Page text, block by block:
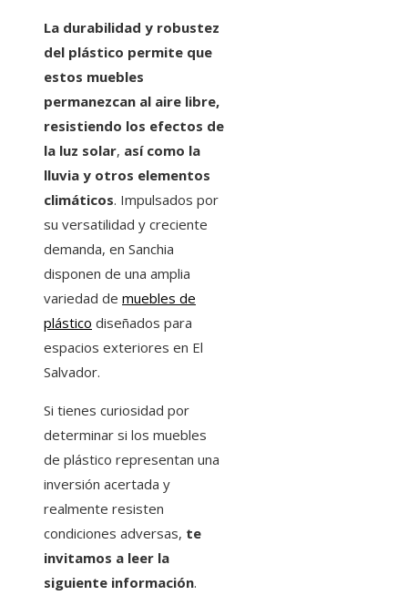
La durabilidad y robustez
del plástico permite que
estos muebles
permanezcan al aire libre,
resistiendo los efectos de
la luz solar, así como la
lluvia y otros elementos
climáticos. Impulsados por
su versatilidad y creciente
demanda, en Sanchia
disponen de una amplia
variedad de muebles de
plástico diseñados para
espacios exteriores en El
Salvador.
Si tienes curiosidad por
determinar si los muebles
de plástico representan una
inversión acertada y
realmente resisten
condiciones adversas, te
invitamos a leer la
siguiente información.